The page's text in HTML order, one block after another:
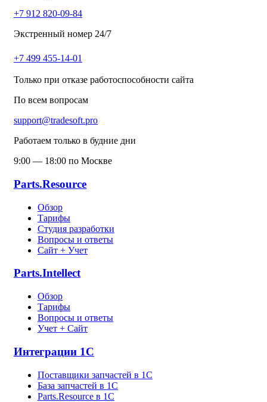
+7 912 820-09-84
Экстренный номер 24/7
+7 499 455-14-01
Только при отказе работоспособности сайта
По всем вопросам
support@tradesoft.pro
Работаем только в будние дни
9:00 — 18:00 по Москве
Parts.Resource
Обзор
Тарифы
Студия разработки
Вопросы и ответы
Сайт + Учет
Parts.Intellect
Обзор
Тарифы
Вопросы и ответы
Учет + Сайт
Интеграции 1С
Поставщики запчастей в 1C
База запчастей в 1С
Parts.Resource в 1C